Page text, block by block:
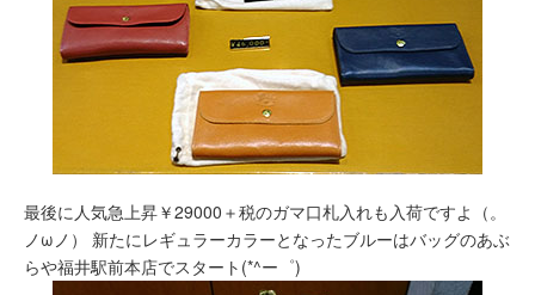
最後に人気急上昇￥29000＋税のガマ口札入れも入荷ですよ（。
ノωノ） 新たにレギュラーカラーとなったブルーはバッグのあぶ
らや福井駅前本店でスタート(*^ー゜)